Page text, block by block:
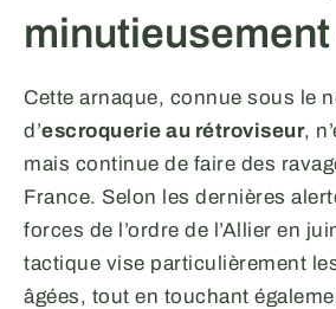
Cette arnaque, connue sous le
d’escroquerie au rétroviseur,
mais continue de faire des
France. Selon les dernières
forces de l’ordre de l’Allier en
tactique vise particulièrement
âgées, tout en touchant